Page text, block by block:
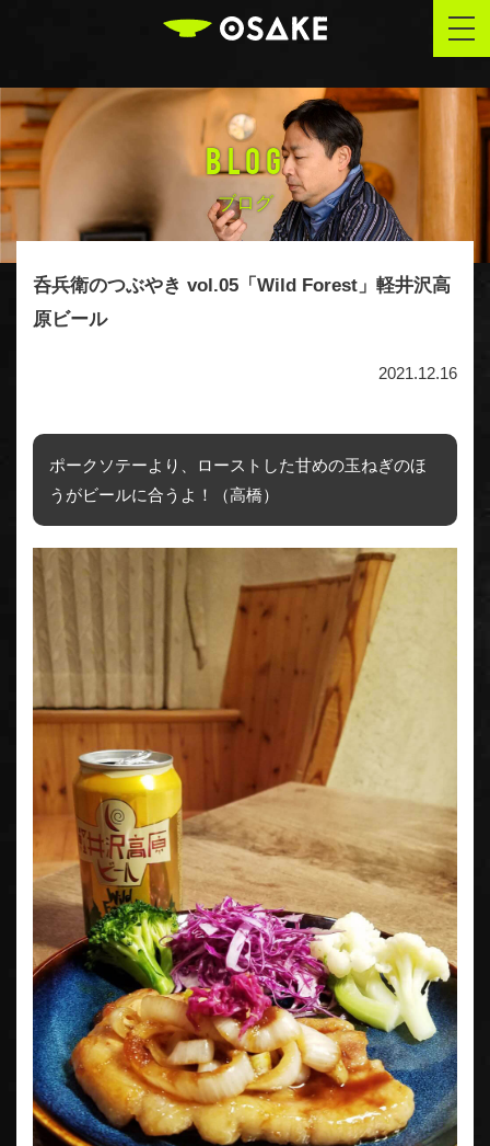
BLOG
ブログ
呑兵衛のつぶやき vol.05「Wild Forest」軽井沢高
原ビール
2021.12.16
ポークソテーより、ローストした甘めの玉ねぎのほ
うがビールに合うよ！（高橋）